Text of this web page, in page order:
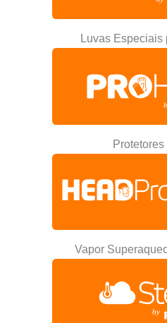
Luvas Especiais
Vapor